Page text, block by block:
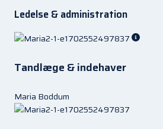
Ledelse & administration
Tandlæge & indehaver
Maria Boddum